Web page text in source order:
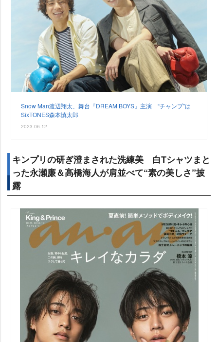
Snow Man渡辺翔太、舞台『DREAM BOYS』主演 “チャンプ”は
SixTONES森本慎太郎
2023-06-12
キンプリの研ぎ澄まされた洗練美 白Tシャツまと
った永瀬廉＆高橋海人が肩並べて“素の美しさ”披
露